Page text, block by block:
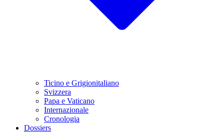
Ticino e Grigionitaliano
Svizzera
Papa e Vaticano
Internazionale
Cronologia
Dossiers